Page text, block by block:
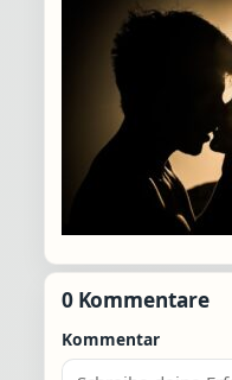
0 Kommentare
Kommentar